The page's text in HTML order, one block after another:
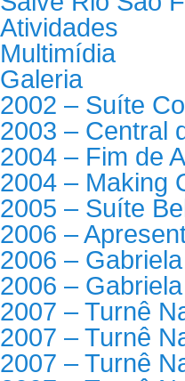
Atividades
Multimídia
Galeria
2002 – Suíte
2003 – Central
2004 – Fim de
2004 – Making
2005 – Suíte
2006 –
2006 –
2006 –
2007 – Turnê
2007 – Turnê
2007 – Turnê